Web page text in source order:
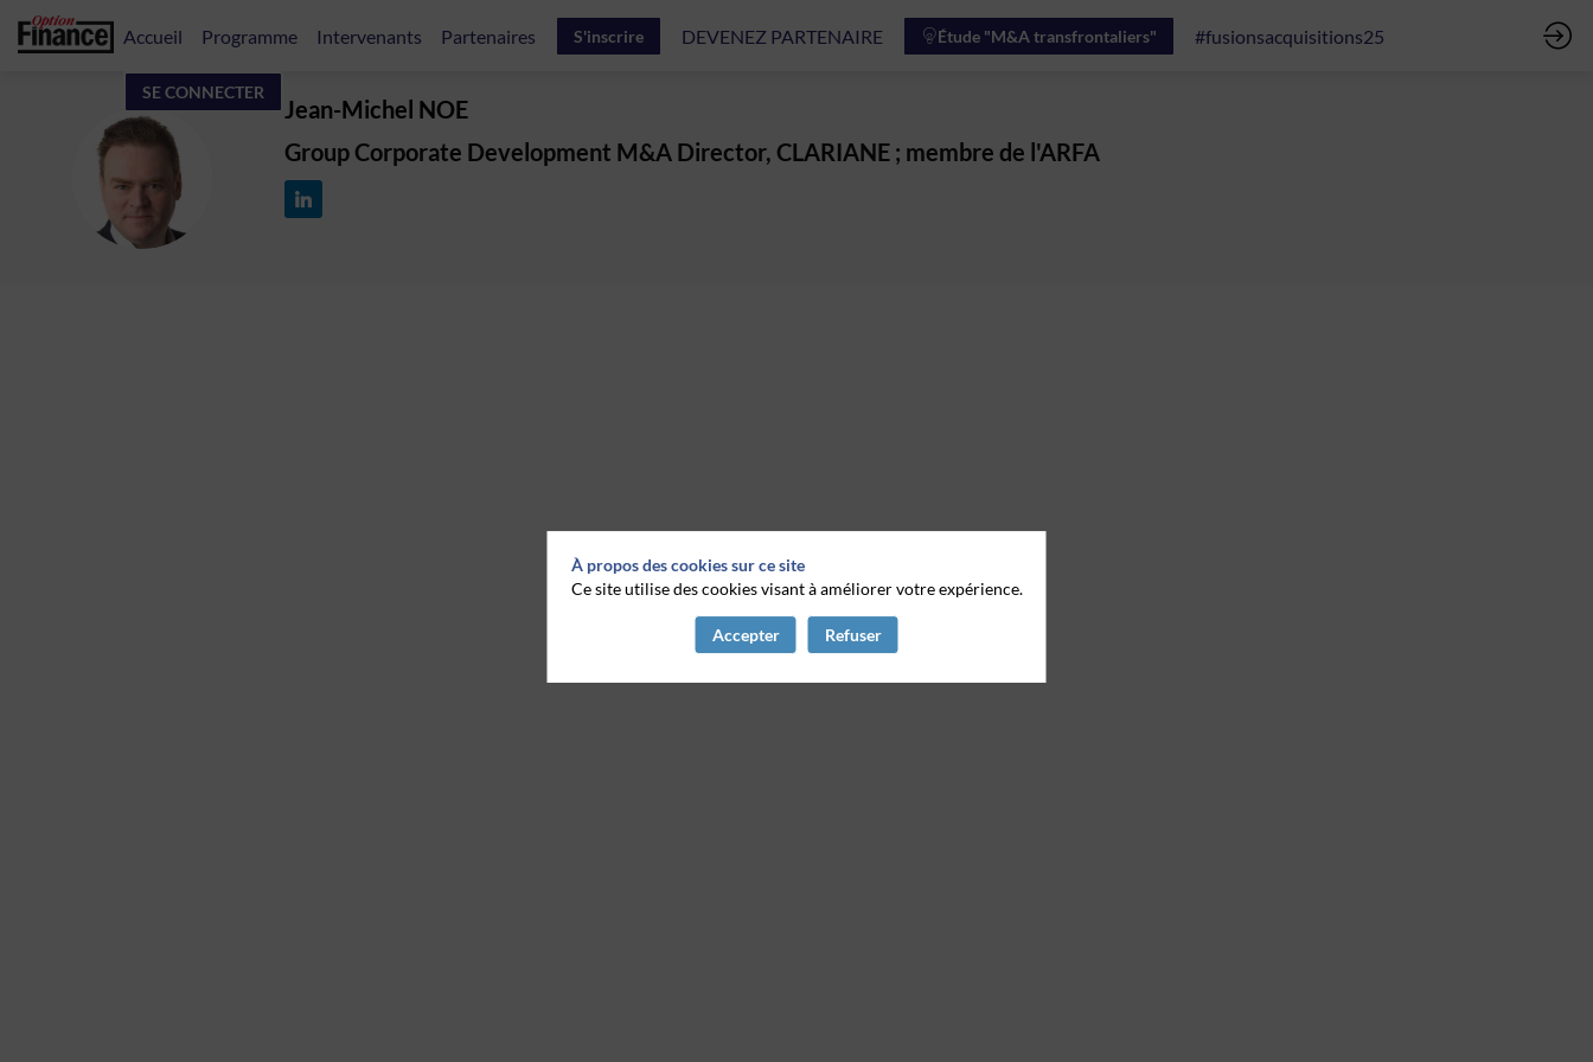
Accueil Programme Intervenants Partenaires S'inscrire DEVENEZ PARTENAIRE Étude "M&A transfrontaliers" #fusionsacquisitions25
SE CONNECTER
JN
Jean-Michel NOE
Group Corporate Development M&A Director, CLARIANE ; membre de l'ARFA
À propos des cookies sur ce site
Ce site utilise des cookies visant à améliorer votre expérience.
Accepter Refuser